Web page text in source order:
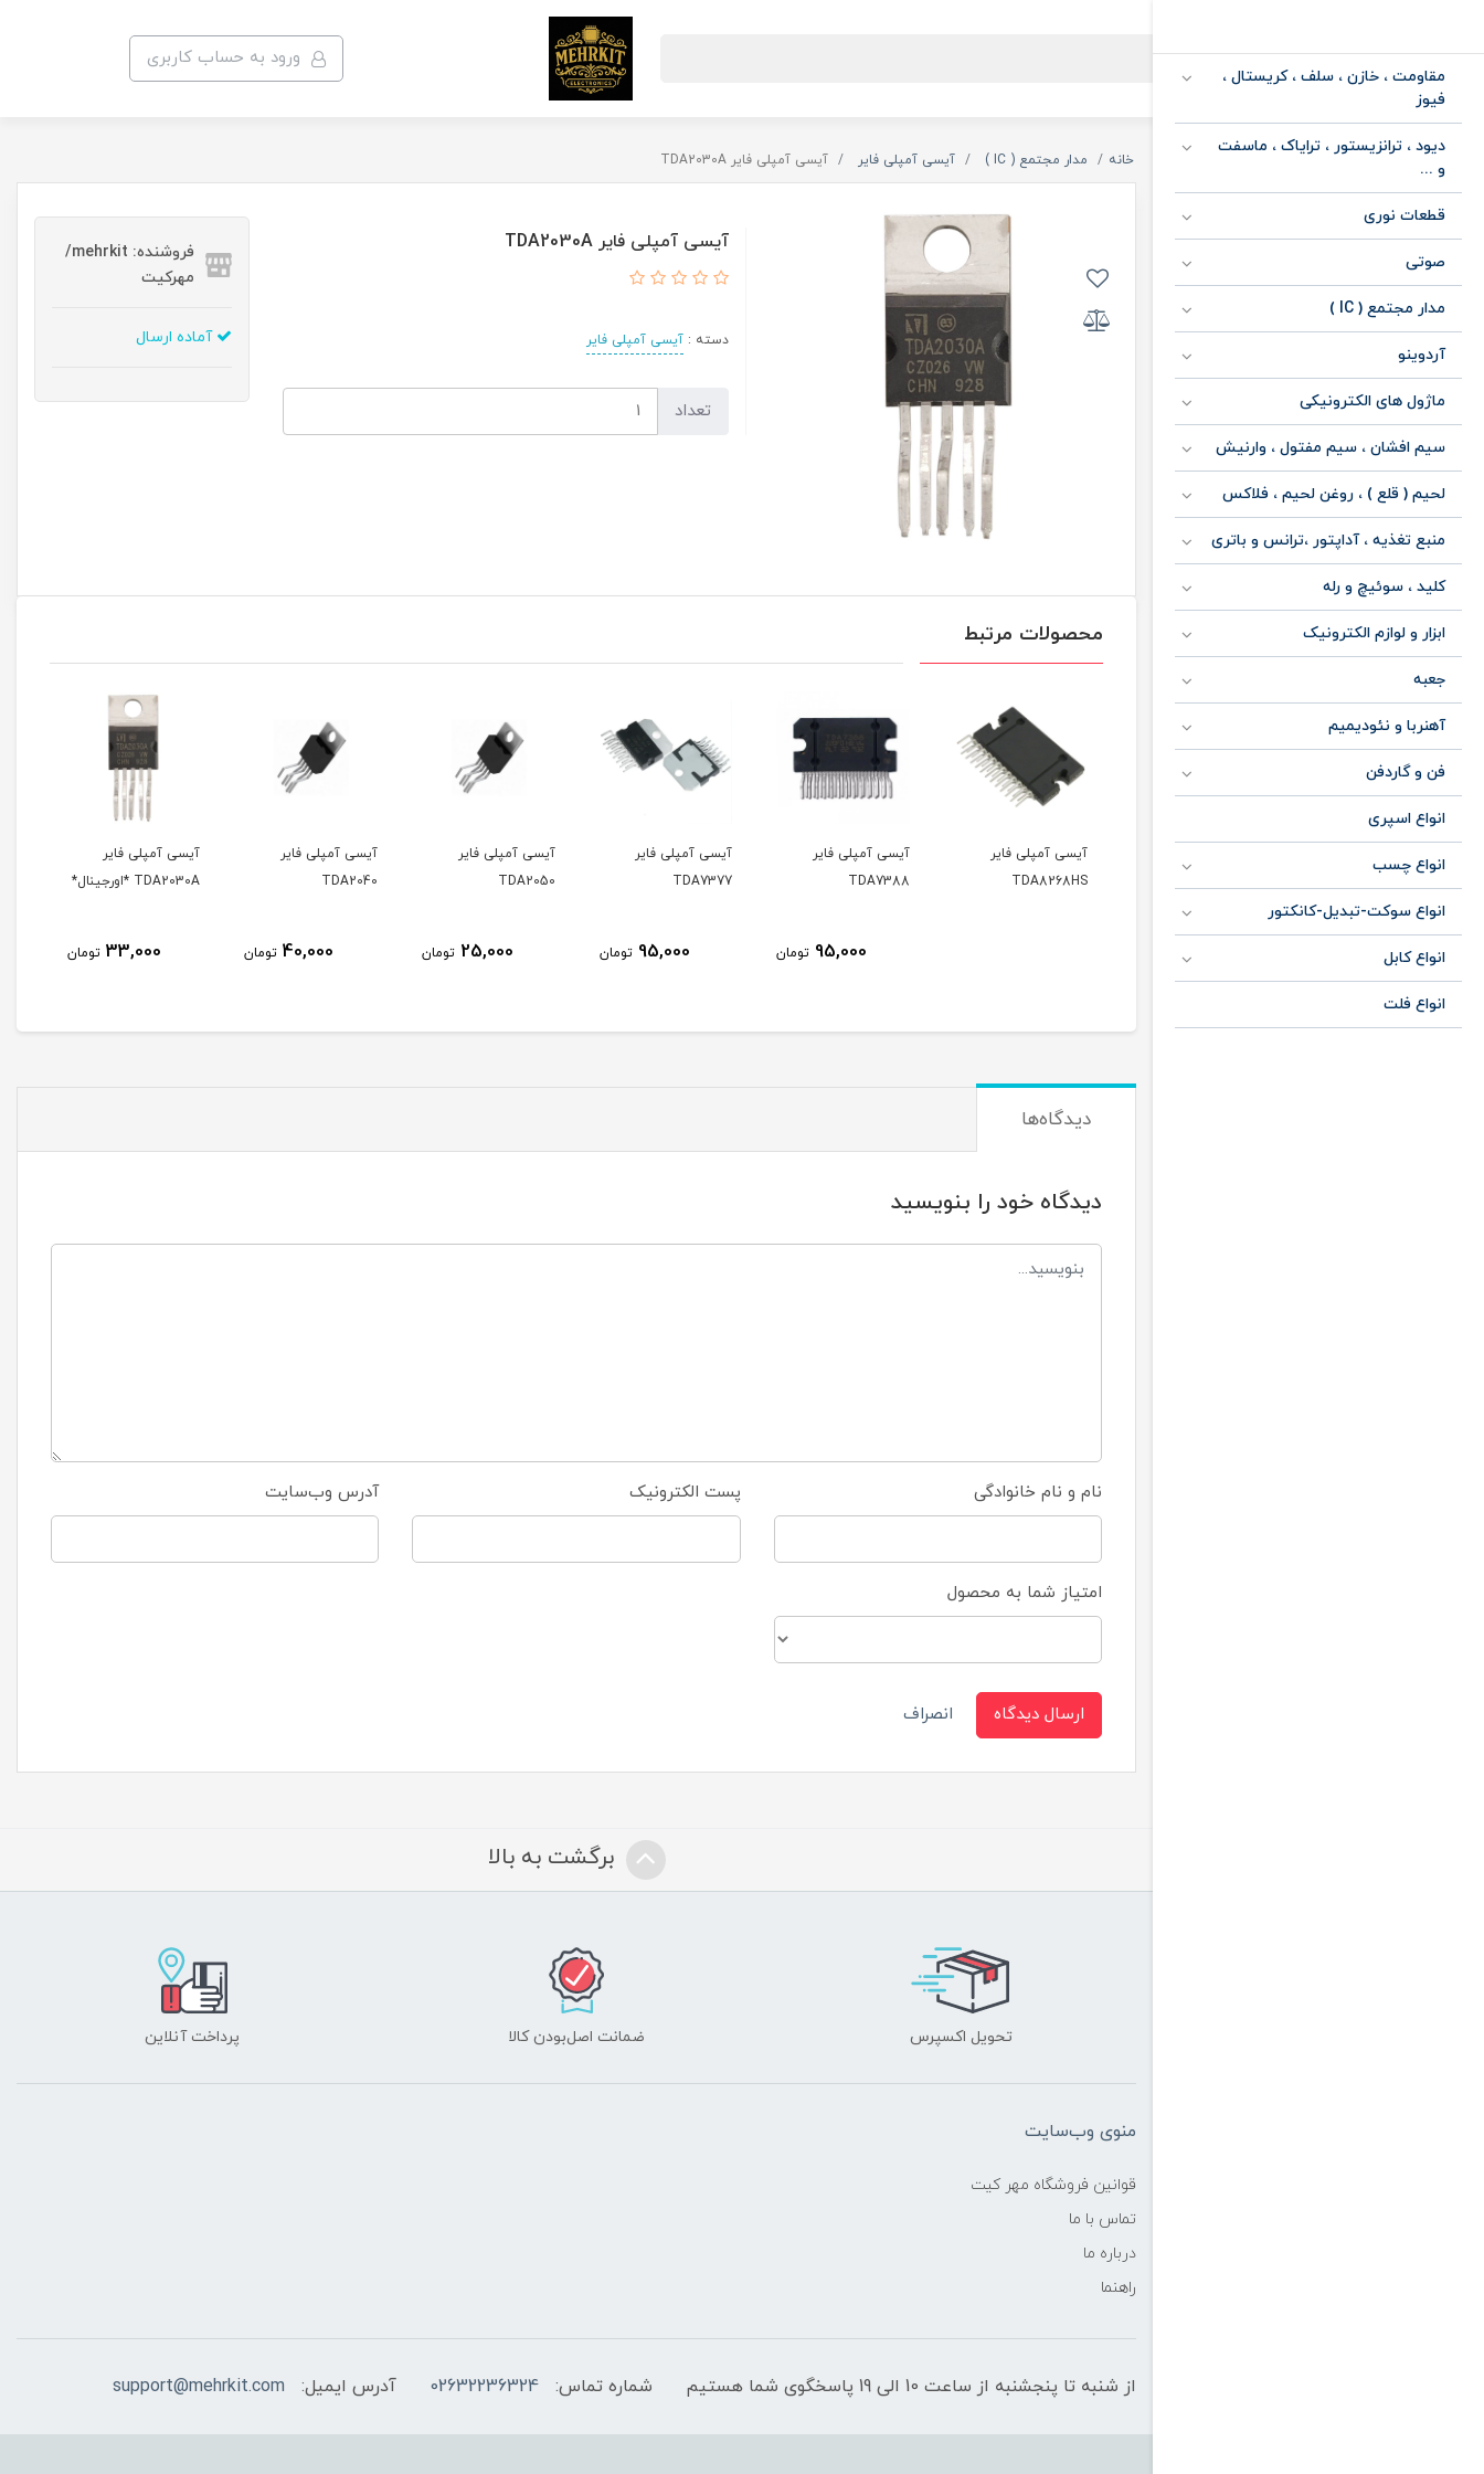
ورود به حساب کاربری
مقاومت ، خازن ، سلف ، کریستال ،
فیوز
دیود ، ترانزیستور ، ترایاک ، ماسفت
و ...
قطعات نوری
صوتی
مدار مجتمع ( IC )
آردوینو
ماژول های الکترونیکی
سیم افشان ، سیم مفتول ، وارنیش
لحیم ( قلع ) ، روغن لحیم ، فلاکس
منبع تغذیه ، آداپتور ،ترانس و باتری
کلید ، سوئیچ و رله
ابزار و لوازم الکترونیک
جعبه
آهنربا و نئودیمیم
فن و گاردفن
انواع اسپری
انواع چسب
انواع سوکت-تبدیل-کانکتور
انواع کابل
انواع فلت
خانه مدار مجتمع ( IC ) آیسی آمپلی فایر آیسی آمپلی فایر TDA2030A
آیسی آمپلی فایر TDA2030A
دسته :آیسی آمپلی فایر
تعداد
فروشنده: mehrkit/
مهرکیت
آماده ارسال
محصولات مرتبط
آیسی آمپلی فایر
آیسی آمپلی فایر
آیسی آمپلی فایر
95,000
آیسی آمپلی فایر
25,000
آیسی آمپلی فایر
40,000
آیسی آمپلی فایر
33,000 تومان
آیسی آمپلی فایر
TDA2005R
75,000
دیدگاه‌ها
دیدگاه خود را بنویسید
نام و نام خانوادگی پست الکترونیک آدرس وب‌سایت
امتیاز شما به محصول
ارسال دیدگاه انصراف
برگشت به بالا
تحویل اکسپرس ضمانت اصل‌بودن کالا پرداخت آنلاین
منوی وب‌سایت
قوانین فروشگاه مهر کیت
تماس با ما
درباره ما
راهنما
از شنبه تا پنجشنبه از ساعت 10 الی 19 پاسخگوی شما هستیم شماره تماس: 02632236324 آدرس ایمیل: support@mehrkit.com